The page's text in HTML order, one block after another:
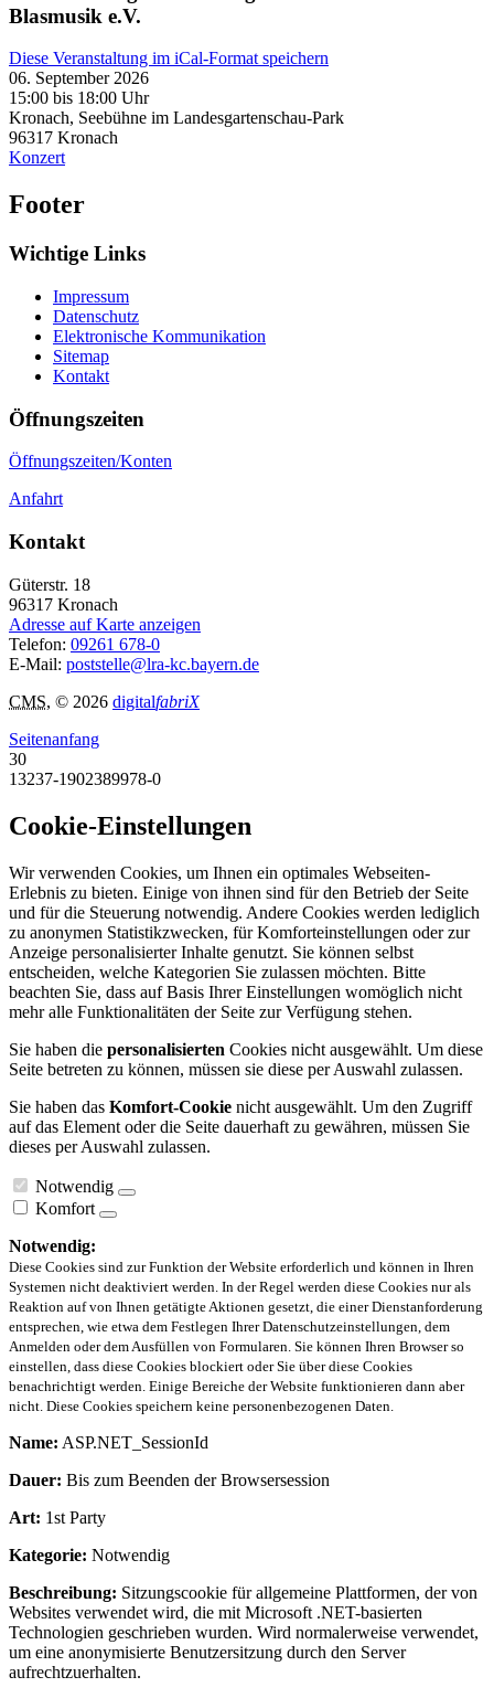
Blasmusik e.V.
Diese Veranstaltung im iCal-Format speichern
06. September 2026
15:00 bis 18:00 Uhr
Kronach, Seebühne im Landesgartenschau-Park
96317 Kronach
Konzert
Footer
Wichtige Links
Impressum
Datenschutz
Elektronische Kommunikation
Sitemap
Kontakt
Öffnungszeiten
Öffnungszeiten/Konten
Anfahrt
Kontakt
Güterstr. 18
96317 Kronach
Adresse auf Karte anzeigen
Telefon: 09261 678-0
E-Mail: poststelle@lra-kc.bayern.de
CMS, © 2026 digitalfabriX
Seitenanfang
30
13237-1902389978-0
Cookie-Einstellungen
Wir verwenden Cookies, um Ihnen ein optimales Webseiten-
Erlebnis zu bieten. Einige von ihnen sind für den Betrieb der Seite
und für die Steuerung notwendig. Andere Cookies werden lediglich
zu anonymen Statistikzwecken, für Komforteinstellungen oder zur
Anzeige personalisierter Inhalte genutzt. Sie können selbst
entscheiden, welche Kategorien Sie zulassen möchten. Bitte
beachten Sie, dass auf Basis Ihrer Einstellungen womöglich nicht
mehr alle Funktionalitäten der Seite zur Verfügung stehen.
Sie haben die personalisierten Cookies nicht ausgewählt. Um diese
Seite betreten zu können, müssen sie diese per Auswahl zulassen.
Sie haben das Komfort-Cookie nicht ausgewählt. Um den Zugriff
auf das Element oder die Seite dauerhaft zu gewähren, müssen Sie
dieses per Auswahl zulassen.
Notwendig
Komfort
Notwendig:
Diese Cookies sind zur Funktion der Website erforderlich und können in Ihren
Systemen nicht deaktiviert werden. In der Regel werden diese Cookies nur als
Reaktion auf von Ihnen getätigte Aktionen gesetzt, die einer Dienstanforderung
entsprechen, wie etwa dem Festlegen Ihrer Datenschutzeinstellungen, dem
Anmelden oder dem Ausfüllen von Formularen. Sie können Ihren Browser so
einstellen, dass diese Cookies blockiert oder Sie über diese Cookies
benachrichtigt werden. Einige Bereiche der Website funktionieren dann aber
nicht. Diese Cookies speichern keine personenbezogenen Daten.
Name: ASP.NET_SessionId
Dauer: Bis zum Beenden der Browsersession
Art: 1st Party
Kategorie: Notwendig
Beschreibung: Sitzungscookie für allgemeine Plattformen, der von
Websites verwendet wird, die mit Microsoft .NET-basierten
Technologien geschrieben wurden. Wird normalerweise verwendet,
um eine anonymisierte Benutzersitzung durch den Server
aufrechtzuerhalten.